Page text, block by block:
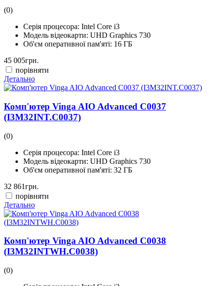
(0)
Серія процесора: Intel Core i3
Модель відеокарти: UHD Graphics 730
Об'єм оперативної пам'яті: 16 ГБ
45 005грн.
порівняти
Детально
Комп'ютер Vinga AIO Advanced C0037
(I3M32INT.C0037)
(0)
Серія процесора: Intel Core i3
Модель відеокарти: UHD Graphics 730
Об'єм оперативної пам'яті: 32 ГБ
32 861грн.
порівняти
Детально
Комп'ютер Vinga AIO Advanced C0038
(I3M32INTWH.C0038)
(0)